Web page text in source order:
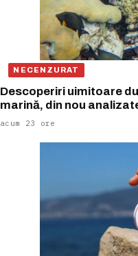
NECENZURAT
Descoperiri uimitoare
marină, din nou
acum 23 ore